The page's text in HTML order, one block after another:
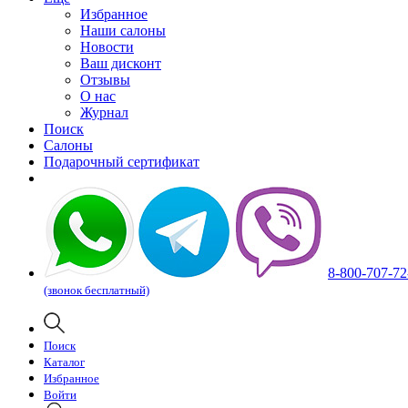
Избранное
Наши салоны
Новости
Ваш дисконт
Отзывы
О нас
Журнал
Поиск
Салоны
Подарочный сертификат
8-800-707-
(звонок бесплатный)
Поиск
Каталог
Избранное
Войти